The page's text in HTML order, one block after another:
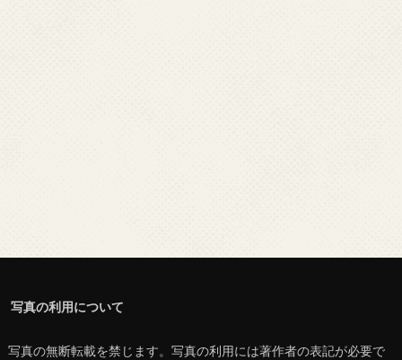
写真の利用について
写真の無断転載を禁じます。写真の利用には著作者の表記が必要で